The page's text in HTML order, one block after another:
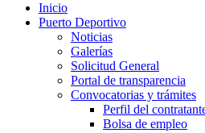
Inicio
Puerto Deportivo
Noticias
Galerías
Solicitud General
Portal de transparencia
Convocatorias y trámites
Perfil del
Bolsa de empleo